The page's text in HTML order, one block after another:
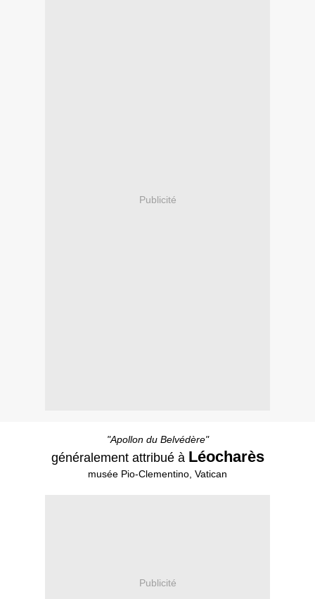
Publicité
"Apollon du Belvédère"
généralement attribué à Léocharès
musée Pio-Clementino, Vatican
Publicité